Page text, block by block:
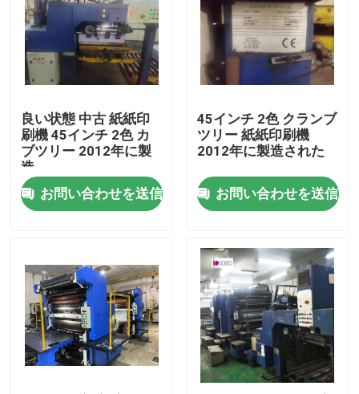
ビデオ
私たちに関しては
工場旅行
品質管理
機械を作る自動缶
プルトップ機械を作る
良い状態 中古 紙紙印
刷機 45インチ 2色 カ
ブツリー 2012年に製
造
お問い合わせを送信
45インチ 2色 クランブ
ツリー 紙紙印刷機
2012年に製造された
お問い合わせを送信